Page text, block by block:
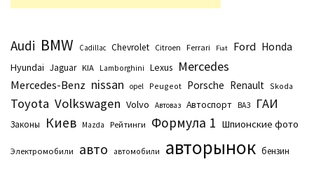
Audi BMW Cadillac Chevrolet Citroen Ferrari Fiat Ford Honda
Hyundai Jaguar KIA Lamborghini Lexus Mercedes
Mercedes-Benz nissan opel Peugeot Porsche Renault Skoda
Toyota Volkswagen Volvo Автоваз Автоспорт ВАЗ ГАИ
Законы Киев Маzda Рейтинги Формула 1 Шпионские фото
Электромобили авто автомобили авторынок бензин